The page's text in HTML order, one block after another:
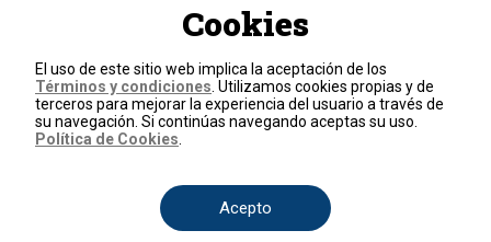
Política de cookies
Términos y condiciones
© 2026, RCN Medios.
Todos los derechos reservados.
Cookies
El uso de este sitio web implica la aceptación de los
Términos y condiciones . Utilizamos cookies propias y de
terceros para mejorar la experiencia del usuario a través de
su navegación. Si continúas navegando aceptas su uso.
Política de Cookies
Acepto